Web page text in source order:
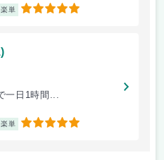
楽単 5
一日1時間...
楽単 5